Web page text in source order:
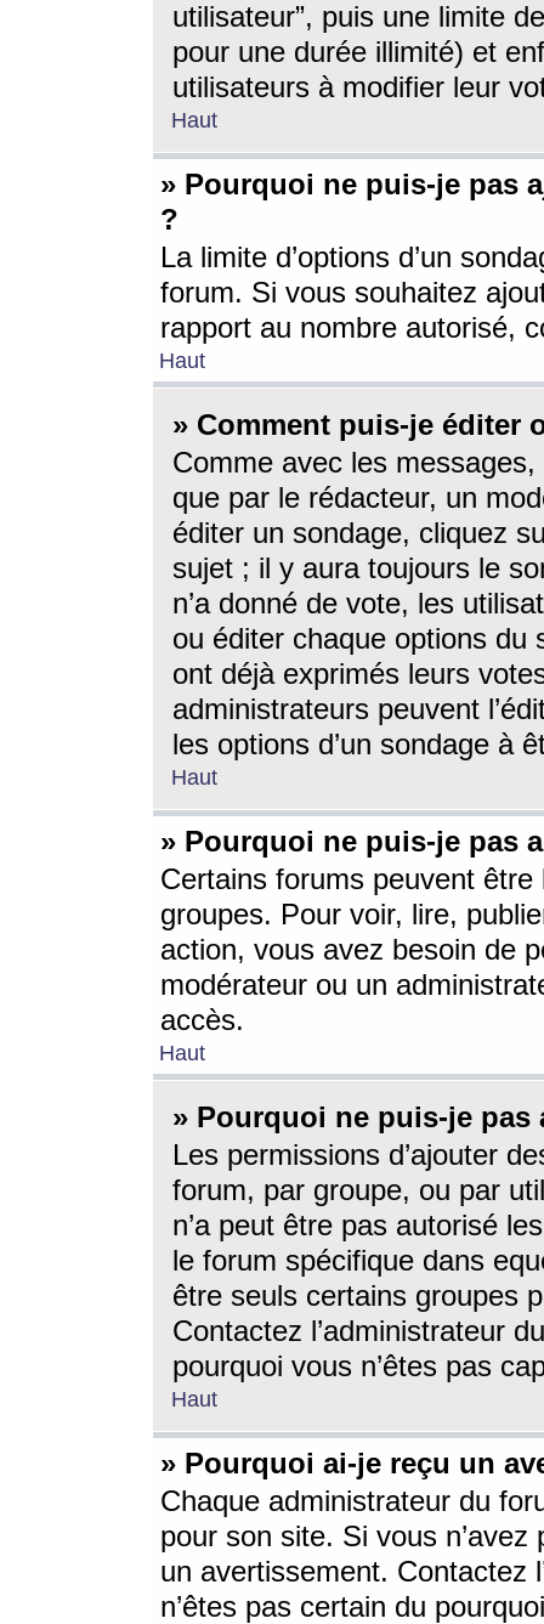
utilisateur”, puis une limite
pour une durée illimité) et
utilisateurs à modifier leur
Haut
» Pourquoi ne puis-je pas
?
La limite d’options d’un
forum. Si vous souhaitez
rapport au nombre autorisé,
Haut
» Comment puis-je éditer
Comme avec les
que par le rédacteur, un
éditer un sondage, cliquez
sujet ; il y aura toujours le
n’a donné de vote, les
ou éditer chaque options du
ont déjà exprimés leurs
administrateurs peuvent
les options d’un sondage à
Haut
» Pourquoi ne puis-je pas
Certains forums peuvent être
groupes. Pour voir, lire,
action, vous avez besoin de
modérateur ou un
accès.
Haut
» Pourquoi ne puis-je
Les permissions d’ajouter
forum, par groupe, ou par
n’a peut être pas autorisé
le forum spécifique dans
être seuls certains groupes
Contactez l’administrateur
pourquoi vous n’êtes pas
Haut
» Pourquoi ai-je reçu un
Chaque administrateur du
pour son site. Si vous
un avertissement. Contactez
n’êtes pas certain du